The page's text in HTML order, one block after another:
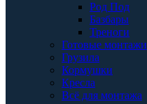
Род Под
Базбары
Треноги
Готовые монтажи
Грузила
Кормушки
Кресла
Всё для монтажа